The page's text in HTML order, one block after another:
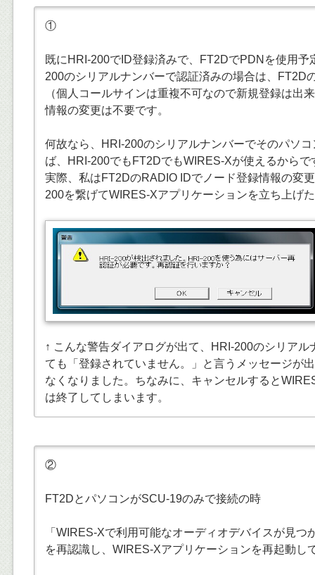
①
既にHRI-200でID登録済みで、FT2DでPDNを使用予
200のシリアルナンバーで認証済みの場合は、FT2D
（個人コールサインは重複不可なので新規登録は出
情報の変更は不要です。
何故なら、HRI-200のシリアルナンバーでそのパソ
ば、HRI-200でもFT2DでもWIRES-Xが使えるからで
実際、私はFT2DのRADIO IDでノード登録情報の変
200を繋げてWIRES-Xアプリケーションを立ち上げ
↑ こんな警告ダイアログが出て、HRI-200のシリアル
ても「登録されていません。」と言うメッセージが
なくなりました。ちなみに、キャンセルすると
は終了してしまいます。
②
FT2DとパソコンがSCU-19のみで接続の時
「WIRES-Xで利用可能なオーディオデバイスが見つ
を再認識し、WIRES-Xアプリケーションを再起動し